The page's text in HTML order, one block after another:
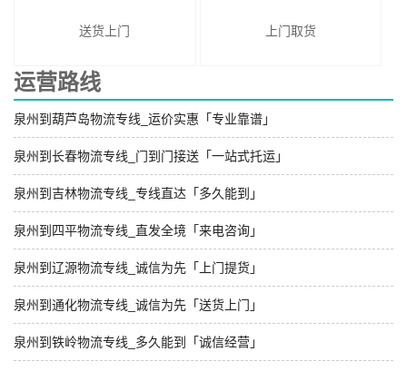
送货上门 上门取货
运营路线
泉州到葫芦岛物流专线_运价实惠「专业靠谱」
泉州到长春物流专线_门到门接送「一站式托运」
泉州到吉林物流专线_专线直达「多久能到」
泉州到四平物流专线_直发全境「来电咨询」
泉州到辽源物流专线_诚信为先「上门提货」
泉州到通化物流专线_诚信为先「送货上门」
泉州到铁岭物流专线_多久能到「诚信经营」